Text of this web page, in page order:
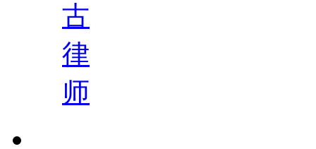
古
律
师